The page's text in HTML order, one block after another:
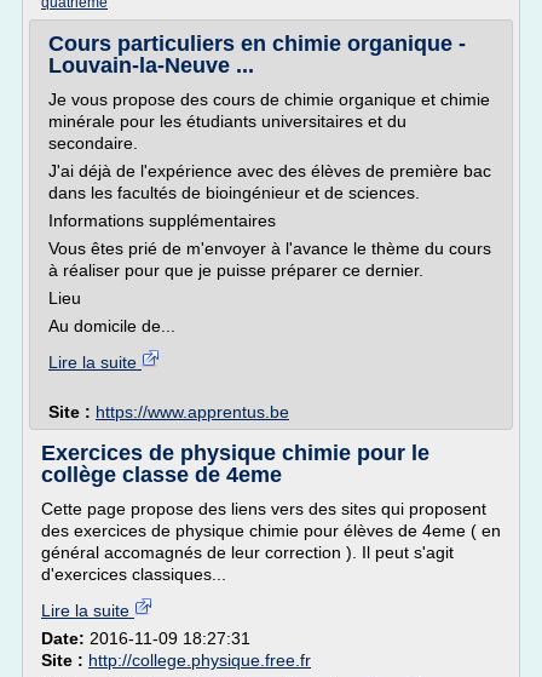
Cours particuliers en chimie organique -
Louvain-la-Neuve ...
Je vous propose des cours de chimie organique et chimie
minérale pour les étudiants universitaires et du
secondaire.
J'ai déjà de l'expérience avec des élèves de première bac
dans les facultés de bioingénieur et de sciences.
Informations supplémentaires
Vous êtes prié de m'envoyer à l'avance le thème du cours
à réaliser pour que je puisse préparer ce dernier.
Lieu
Au domicile de...
Lire la suite
Site : https://www.apprentus.be
Exercices de physique chimie pour le
collège classe de 4eme
Cette page propose des liens vers des sites qui proposent
des exercices de physique chimie pour élèves de 4eme ( en
général accomagnés de leur correction ). Il peut s'agit
d'exercices classiques...
Lire la suite
Date: 2016-11-09 18:27:31
Site : http://college.physique.free.fr